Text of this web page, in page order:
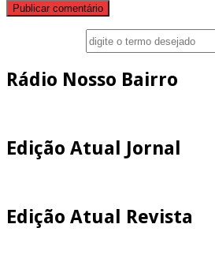
Rádio Nosso Bairro
Edição Atual Jornal
Edição Atual Revista